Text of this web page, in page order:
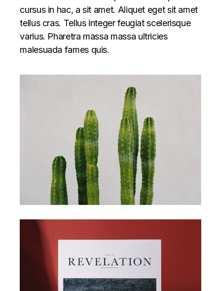
cursus in hac, a sit amet. Aliquet eget sit amet
tellus cras. Tellus integer feugiat scelerisque
varius. Pharetra massa massa ultricies
malesuada fames quis.